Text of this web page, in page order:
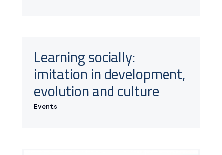
Learning socially:
imitation in development,
evolution and culture
Events